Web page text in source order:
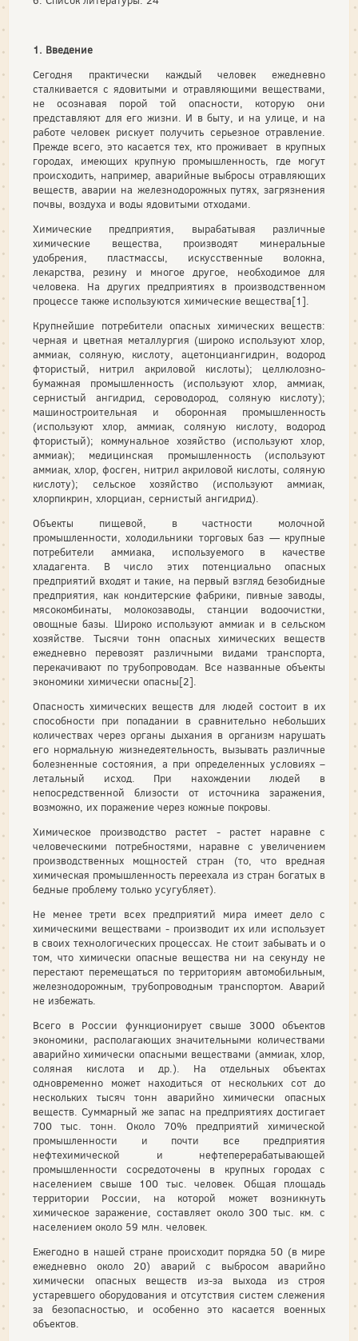
1. Введение
Сегодня практически каждый человек ежедневно
сталкивается с ядовитыми и отравляющими веществами,
не осознавая порой той опасности, которую они
представляют для его жизни. И в быту, и на улице, и на
работе человек рискует получить серьезное отравление.
Прежде всего, это касается тех, кто проживает в крупных
городах, имеющих крупную промышленность, где могут
происходить, например, аварийные выбросы отравляющих
веществ, аварии на железнодорожных путях, загрязнения
почвы, воздуха и воды ядовитыми отходами.
Химические предприятия, вырабатывая различные
химические вещества, производят минеральные
удобрения, пластмассы, искусственные волокна,
лекарства, резину и многое другое, необходимое для
человека. На других предприятиях в производственном
процессе также используются химические вещества[1].
Крупнейшие потребители опасных химических веществ:
черная и цветная металлургия (широко используют хлор,
аммиак, соляную, кислоту, ацетонциангидрин, водород
фтористый, нитрил акриловой кислоты); целлюлозно-
бумажная промышленность (используют хлор, аммиак,
сернистый ангидрид, сероводород, соляную кислоту);
машиностроительная и оборонная промышленность
(используют хлор, аммиак, соляную кислоту, водород
фтористый); коммунальное хозяйство (используют хлор,
аммиак); медицинская промышленность (используют
аммиак, хлор, фосген, нитрил акриловой кислоты, соляную
кислоту); сельское хозяйство (используют аммиак,
хлорпикрин, хлорциан, сернистый ангидрид).
Объекты пищевой, в частности молочной
промышленности, холодильники торговых баз — крупные
потребители аммиака, используемого в качестве
хладагента. В число этих потенциально опасных
предприятий входят и такие, на первый взгляд безобидные
предприятия, как кондитерские фабрики, пивные заводы,
мясокомбинаты, молокозаводы, станции водоочистки,
овощные базы. Широко используют аммиак и в сельском
хозяйстве. Тысячи тонн опасных химических веществ
ежедневно перевозят различными видами транспорта,
перекачивают по трубопроводам. Все названные объекты
экономики химически опасны[2].
Опасность химических веществ для людей состоит в их
способности при попадании в сравнительно небольших
количествах через органы дыхания в организм нарушать
его нормальную жизнедеятельность, вызывать различные
болезненные состояния, а при определенных условиях –
летальный исход. При нахождении людей в
непосредственной близости от источника заражения,
возможно, их поражение через кожные покровы.
Химическое производство растет - растет наравне с
человеческими потребностями, наравне с увеличением
производственных мощностей стран (то, что вредная
химическая промышленность переехала из стран богатых в
бедные проблему только усугубляет).
Не менее трети всех предприятий мира имеет дело с
химическими веществами - производит их или использует
в своих технологических процессах. Не стоит забывать и о
том, что химически опасные вещества ни на секунду не
перестают перемещаться по территориям автомобильным,
железнодорожным, трубопроводным транспортом. Аварий
не избежать.
Всего в России функционирует свыше 3000 объектов
экономики, располагающих значительными количествами
аварийно химически опасными веществами (аммиак, хлор,
соляная кислота и др.). На отдельных объектах
одновременно может находиться от нескольких сот до
нескольких тысяч тонн аварийно химически опасных
веществ. Суммарный же запас на предприятиях достигает
700 тыс. тонн. Около 70% предприятий химической
промышленности и почти все предприятия
нефтехимической и нефтеперерабатывающей
промышленности сосредоточены в крупных городах с
населением свыше 100 тыс. человек. Общая площадь
территории России, на которой может возникнуть
химическое заражение, составляет около 300 тыс. км. с
населением около 59 млн. человек.
Ежегодно в нашей стране происходит порядка 50 (в мире
ежедневно около 20) аварий с выбросом аварийно
химически опасных веществ из-за выхода из строя
устаревшего оборудования и отсутствия систем слежения
за безопасностью, и особенно это касается военных
объектов.